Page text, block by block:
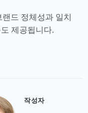
드 정체성과 일치
제공됩니다.
작성자